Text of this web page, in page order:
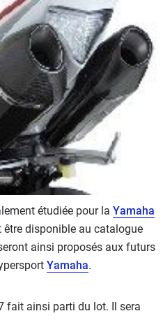
étudiée pour la Yamaha
être disponible au catalogue
ainsi proposés aux futurs
Yamaha.
fait ainsi parti du lot. Il sera